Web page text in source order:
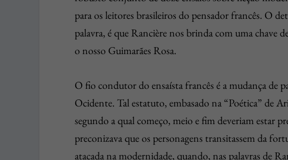
para os leitores brasileiros do pensador francês. O
palavra, é que Rancière nos brinda com uma chave
o nosso Guimarães Rosa.
O fio condutor do ensaísta francês é a mudança de
Ocidente. Tal estatuto, embasado na “Poética” de
segundo a qual começo, meio e fim deveriam estar
preconizava que os personagens transitassem da
atacada na modernidade, quando, nas palavras de